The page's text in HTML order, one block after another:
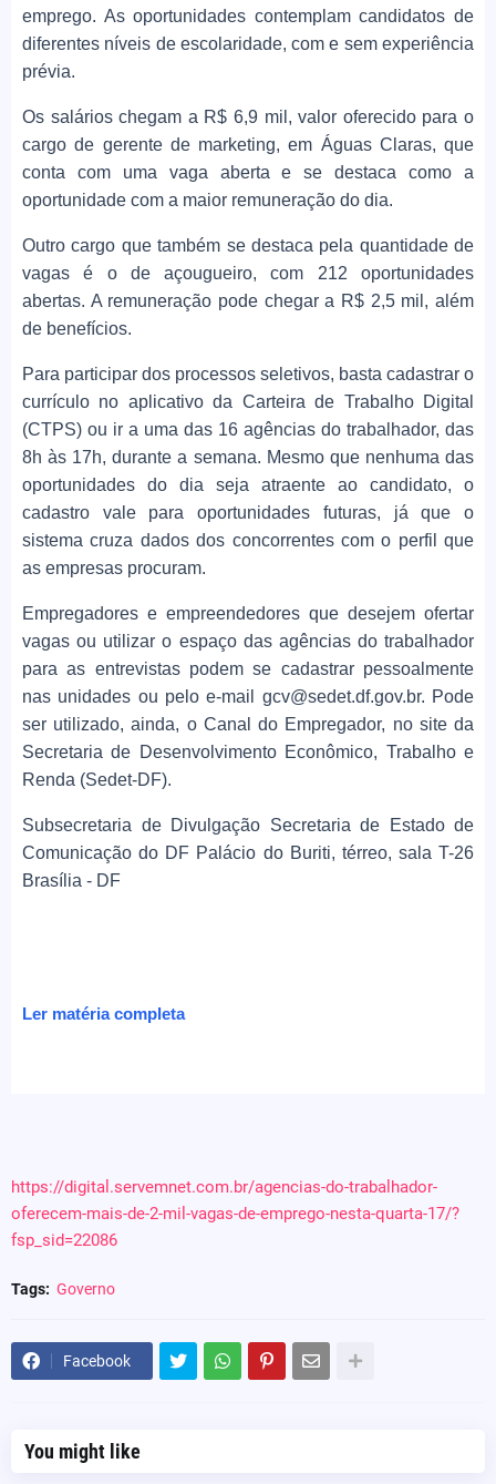
emprego. As oportunidades contemplam candidatos de
diferentes níveis de escolaridade, com e sem experiência
prévia.
Os salários chegam a R$ 6,9 mil, valor oferecido para o
cargo de gerente de marketing, em Águas Claras, que
conta com uma vaga aberta e se destaca como a
oportunidade com a maior remuneração do dia.
Outro cargo que também se destaca pela quantidade de
vagas é o de açougueiro, com 212 oportunidades
abertas. A remuneração pode chegar a R$ 2,5 mil, além
de benefícios.
Para participar dos processos seletivos, basta cadastrar o
currículo no aplicativo da Carteira de Trabalho Digital
(CTPS) ou ir a uma das 16 agências do trabalhador, das
8h às 17h, durante a semana. Mesmo que nenhuma das
oportunidades do dia seja atraente ao candidato, o
cadastro vale para oportunidades futuras, já que o
sistema cruza dados dos concorrentes com o perfil que
as empresas procuram.
Empregadores e empreendedores que desejem ofertar
vagas ou utilizar o espaço das agências do trabalhador
para as entrevistas podem se cadastrar pessoalmente
nas unidades ou pelo e-mail gcv@sedet.df.gov.br. Pode
ser utilizado, ainda, o Canal do Empregador, no site da
Secretaria de Desenvolvimento Econômico, Trabalho e
Renda (Sedet-DF).
Subsecretaria de Divulgação Secretaria de Estado de
Comunicação do DF Palácio do Buriti, térreo, sala T-26
Brasília - DF
Ler matéria completa
https://digital.servemnet.com.br/agencias-do-trabalhador-
oferecem-mais-de-2-mil-vagas-de-emprego-nesta-quarta-17/?
fsp_sid=22086
Tags: Governo
Facebook
You might like